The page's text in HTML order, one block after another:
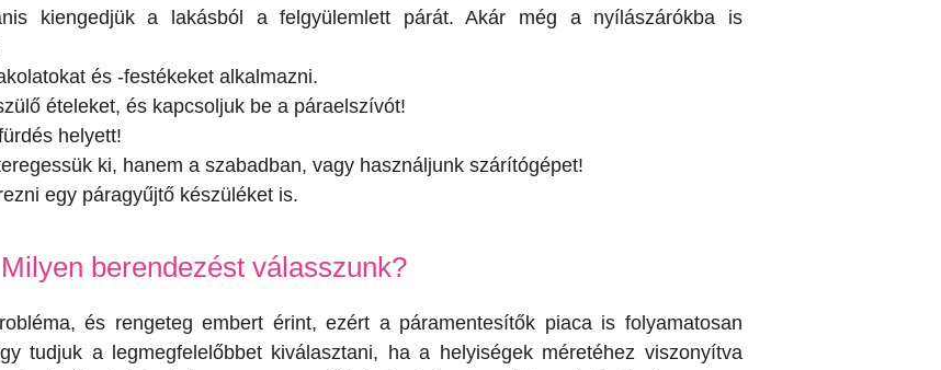
kiengedjük a lakásból a felgyülemlett párát. Akár még a nyílászárókba is
és -festékeket alkalmazni.
ételeket, és kapcsoljuk be a páraelszívót!
helyett!
ki, hanem a szabadban, vagy használjunk szárítógépet!
egy páragyűjtő készüléket is.
Milyen berendezést válasszunk?
és rengeteg embert érint, ezért a páramentesítők piaca is folyamatosan
tudjuk a legmegfelelőbbet kiválasztani, ha a helyiségek méretéhez viszonyítva